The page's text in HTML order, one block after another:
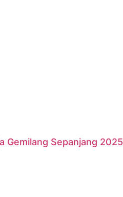
Gemilang Sepanjang 2025